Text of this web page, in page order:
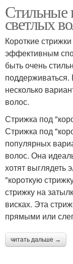
Стильные
светлых
Короткие
эффективным
быть очень
несколько
волос.
Стрижка под
Стрижка под
популярных
волос. Она
хотят выглядеть
"короткую
стрижку на
висках. Эта
прямыми или
читать дальше →